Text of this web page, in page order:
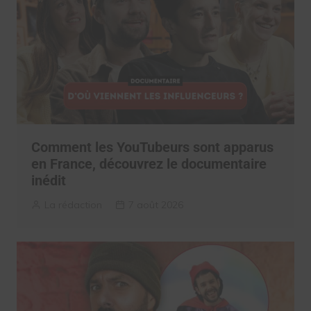
Comment les YouTubeurs sont apparus
en France, découvrez le documentaire
inédit